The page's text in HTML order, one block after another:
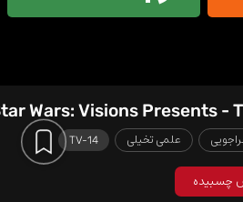
Wars: Visions Presents -
علمی تخیلی TV-14
چسبیده